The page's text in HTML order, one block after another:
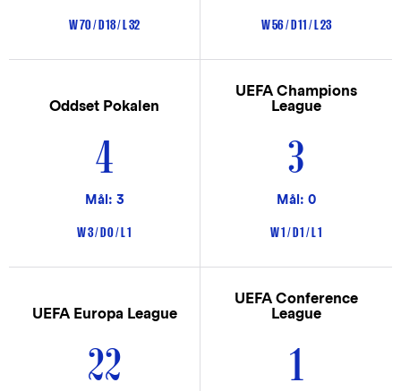
W 70 / D 18 / L 32 W 56 / D 11 / L 23
Oddset Pokalen
4
Mål: 3
W 3 / D 0 / L 1
UEFA Champions
League
3
Mål: 0
W 1 / D 1 / L 1
UEFA Europa League
22
UEFA Conference
League
1